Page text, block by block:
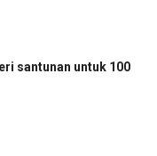
santunan untuk 100